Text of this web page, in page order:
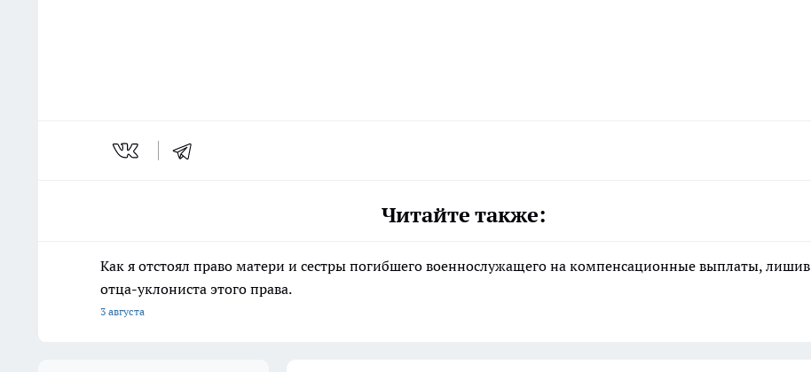
Читайте также:
Как я отстоял право матери и сестры погибшего военнослужащего на компенсационные выплаты, лишив
отца-уклониста этого права.
3 августа